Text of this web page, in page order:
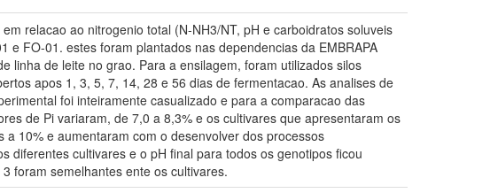
relacao ao nitrogenio total (N-NH3/NT, pH e carboidratos soluveis
e FO-01. estes foram plantados nas dependencias da EMBRAPA
linha de leite no grao. Para a ensilagem, foram utilizados silos
apos 1, 3, 5, 7, 14, 28 e 56 dias de fermentacao. As analises de
foi inteiramente casualizado e para a comparacao das
de Pi variaram, de 7,0 a 8,3% e os cultivares que apresentaram os
10% e aumentaram com o desenvolver dos processos
diferentes cultivares e o pH final para todos os genotipos ficou
foram semelhantes ente os cultivares.